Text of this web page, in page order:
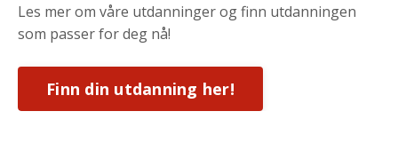
Les mer om våre utdanninger og finn utdanningen
som passer for deg nå!
Finn din utdanning her!